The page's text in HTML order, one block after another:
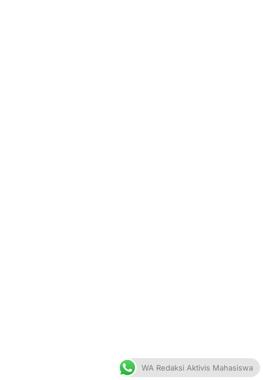
WA Redaksi Aktivis Mahasiswa